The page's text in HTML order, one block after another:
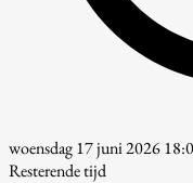
woensdag 17 juni 2026
Resterende tijd